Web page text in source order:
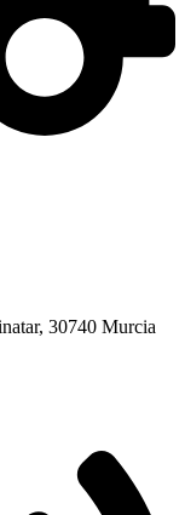
30740 Murcia